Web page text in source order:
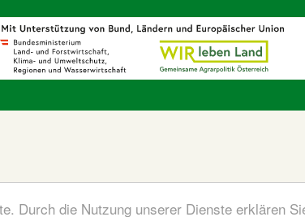
Durch die Nutzung unserer Dienste erklären